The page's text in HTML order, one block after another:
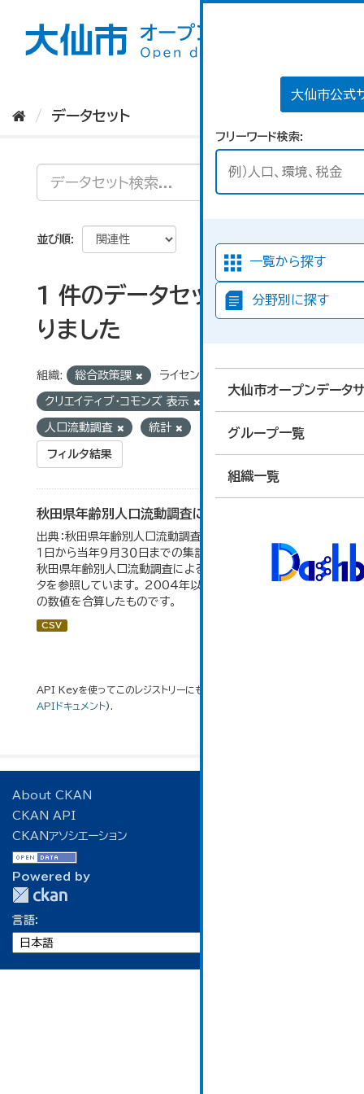
大仙市公式
フリーワード検索
一覧から探す
分野別に探す
大仙市オープンデータ
グループ一覧
組織一覧
データセット
並び順
1 件のデータセットが見つか
りました
組織: 総合政策課 ライセンス:
クリエイティブ・コモンズ 表示
人口流動調査 統計
フィルタ結果
秋田県年齢別人口流動調査による人口動態の推移
出典：秋田県年齢別人口流動調査。 各年ともに、前年１０月
１日から当年９月３０日までの集計。 大仙市の統計「2-10
秋田県年齢別人口流動調査による人口動態の推移」のデー
タを参照しています。 2004年以前の数値は合併前市町村
の数値を合算したものです。
CSV
API Keyを使ってこのレジストリーにもアクセス可能です
APIドキュメント).
About CKAN
CKAN API
CKANアソシエーション
Powered by
言語